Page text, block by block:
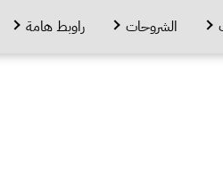
الشروحات راوبط هامة